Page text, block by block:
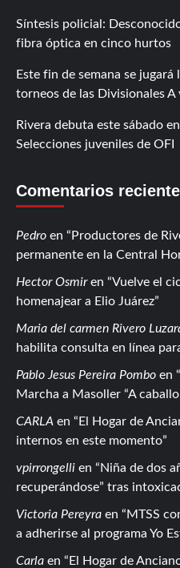
Síntesis policial:
fibra óptica en cinco hurtos
Este fin de semana se
torneos de las Divisionales A
Rivera debuta este sábado
Selecciones juveniles de OFI
Comentarios
Pedro en
Productores de
permanente en la Central
Hector Osmiren
Vuelve el
homenajear a Elio Juárez
Maria del carmen Rivero
habilita consulta en línea
Pablo Jesus Pereira Pombo en
Marcha a Masoller “A
CARLA en
El Hogar de
internos en este momento
vpirrongelli en
Niña de dos
recuperándose” tras
Victoria Pereyra en
MTSS
a adherirse al programa Yo
Carla en El Hogar de